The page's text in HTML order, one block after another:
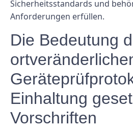
Sicherheitsstandards und
Anforderungen erfüllen.
Die Bedeutung
Einhaltung
Vorschriften